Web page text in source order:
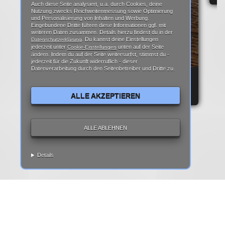
REPARATUR ANLEITUNG | TEARDOWN
Auch diese Seite analysiert, u.a. durch Cookies, deine
Nutzung zwecks Reichweitenmessung sowie Optimierung
und Personalisierung von Inhalten und Werbung.
Eingebundene Dritte führen diese Informationen ggf. mit
weiteren Daten zusammen. Details hierzu findest du in der
Datenschutzerklärung
. Du kannst deine Einstellungen
jederzeit unter Cookie-Einstellungen unten auf der Seite
ändern. Indem du auf der Seite weitersurfst, stimmst du -
jederzeit für die Zukunft widerruflich - dieser
Datenverarbeitung durch den Seitenbetreiber und Dritte zu.
ALLE AKZEPTIEREN
ALLE ABLEHNEN
Details